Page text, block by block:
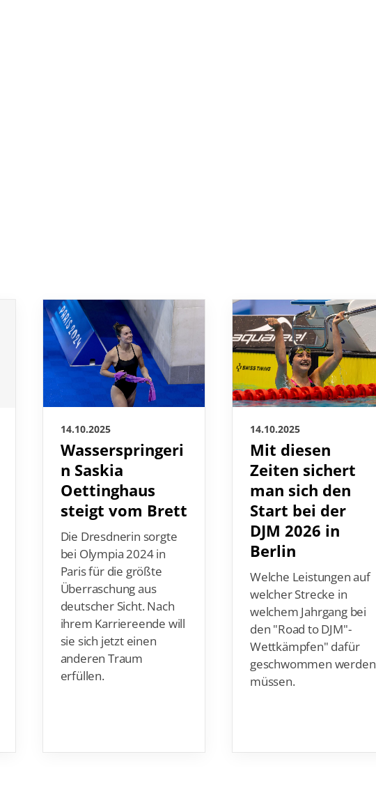
14.10.2025
Wasserspringeri
n Saskia
Oettinghaus
steigt vom Brett
Die Dresdnerin sorgte
bei Olympia 2024 in
Paris für die größte
Überraschung aus
deutscher Sicht. Nach
ihrem Karriereende will
sie sich jetzt einen
anderen Traum
erfüllen.
14.10.2025
Mit diesen
Zeiten sichert
man sich den
Start bei der
DJM 2026 in
Berlin
Welche Leistungen auf
welcher Strecke in
welchem Jahrgang bei
den "Road to DJM"-
Wettkämpfen" dafür
geschwommen werden
müssen.